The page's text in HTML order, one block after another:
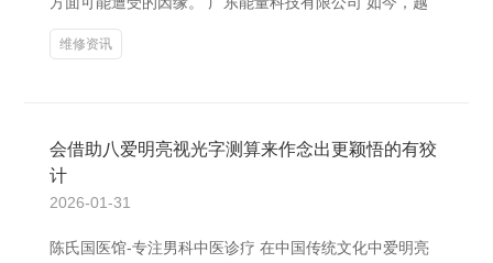
维修资讯
会借助八爱明亮视光字测算来作念出更颖悟的有狡
计
2026-01-31
陈氏国医馆-专注男科中医诊疗 在中国传统文化中爱明亮